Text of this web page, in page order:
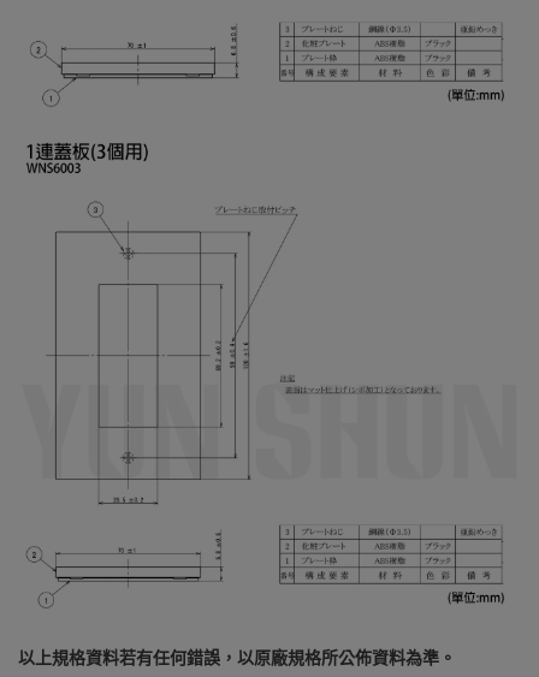
以上規格資料若有任何錯誤，以原廠規格所公佈資料為準。